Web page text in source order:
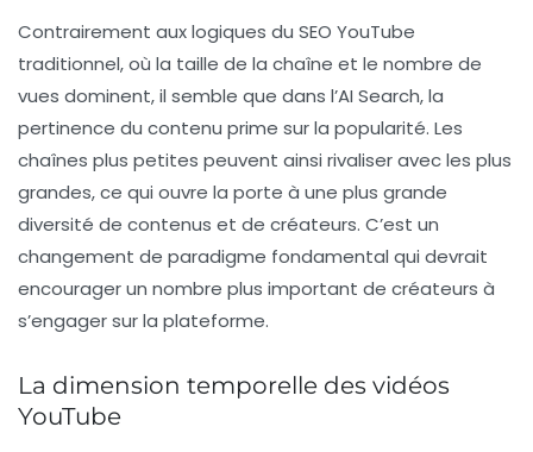
Contrairement aux logiques du SEO YouTube
traditionnel, où la taille de la chaîne et le nombre de
vues dominent, il semble que dans l’AI Search, la
pertinence du contenu prime sur la popularité. Les
chaînes plus petites peuvent ainsi rivaliser avec les plus
grandes, ce qui ouvre la porte à une plus grande
diversité de contenus et de créateurs. C’est un
changement de paradigme fondamental qui devrait
encourager un nombre plus important de créateurs à
s’engager sur la plateforme.
La dimension temporelle des vidéos
YouTube